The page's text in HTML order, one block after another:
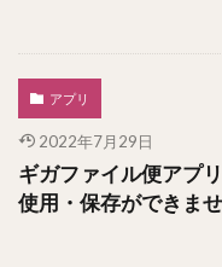
アプリ
2022年7月29日
ギガファイル便アプ
使用・保存ができませ